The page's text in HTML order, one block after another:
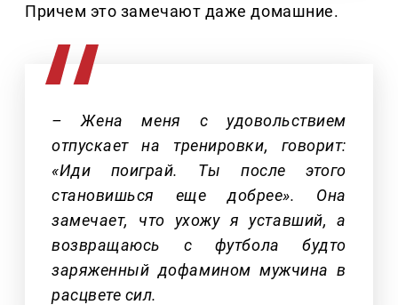
Причем это замечают даже домашние.
– Жена меня с удовольствием
отпускает на тренировки, говорит:
«Иди поиграй. Ты после этого
становишься еще добрее». Она
замечает, что ухожу я уставший, а
возвращаюсь с футбола будто
заряженный дофамином мужчина в
расцвете сил.